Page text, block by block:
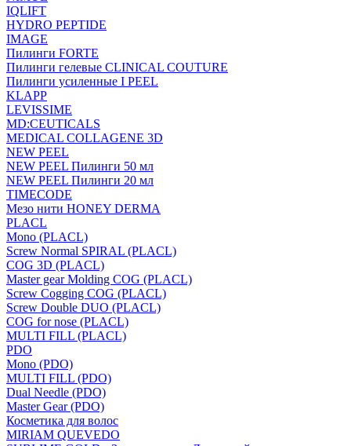
IQLIFT
HYDRO PEPTIDE
IMAGE
Пилинги FORTE
Пилинги гелевые CLINICAL COUTURE
Пилинги усиленные I PEEL
KLAPP
LEVISSIME
MD:CEUTICALS
MEDICAL COLLAGENE 3D
NEW PEEL
NEW PEEL Пилинги 50 мл
NEW PEEL Пилинги 20 мл
TIMECODE
Мезо нити HONEY DERMA
PLACL
Mono (PLACL)
Screw Normal SPIRAL (PLACL)
COG 3D (PLACL)
Master gear Molding COG (PLACL)
Screw Cogging COG (PLACL)
Screw Double DUO (PLACL)
COG for nose (PLACL)
MULTI FILL (PLACL)
PDO
Mono (PDO)
MULTI FILL (PDO)
Dual Needle (PDO)
Master Gear (PDO)
Косметика для волос
MIRIAM QUEVEDO